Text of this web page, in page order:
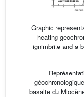
Graphic
heating
ignimbrite and a
basalte du